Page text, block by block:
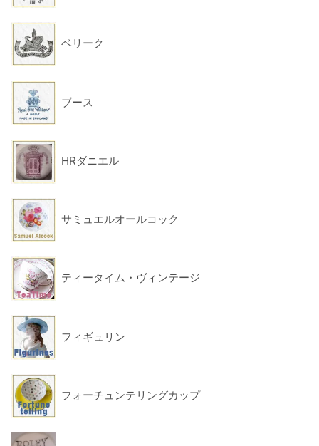
ベリーク
ブース
HRダニエル
サミュエルオールコック
ティータイム・ヴィンテージ
フィギュリン
フォーチュンテリングカップ